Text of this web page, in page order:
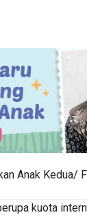
Anak Kedua/
kuota